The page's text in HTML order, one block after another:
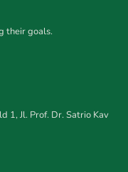
their goals.
1, Jl. Prof. Dr. Satrio Kav